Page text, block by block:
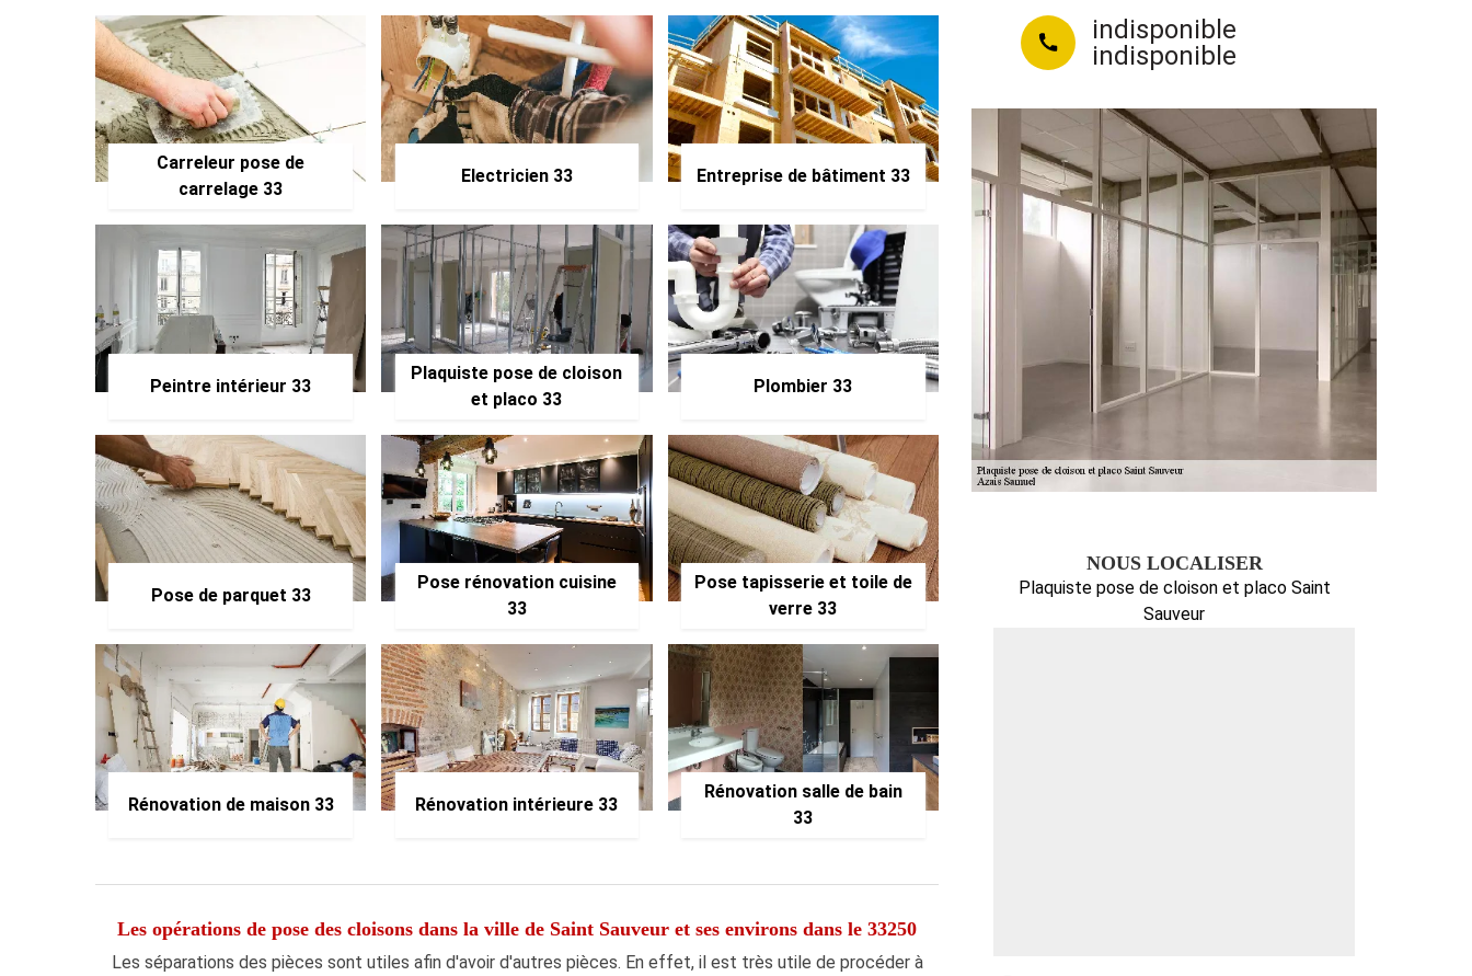
Carreleur pose de
carrelage 33
Electricien 33 Entreprise de bâtiment 33
Peintre intérieur 33
Plaquiste pose de cloison
et placo 33
Plombier 33
Pose de parquet 33
Pose rénovation cuisine
33
Pose tapisserie et toile de
verre 33
Rénovation de maison 33 Rénovation intérieure 33
Rénovation salle de bain
33
Les opérations de pose des cloisons dans la ville de Saint Sauveur et ses environs dans le 33250
Les séparations des pièces sont utiles afin d'avoir d'autres pièces. En effet, il est très utile de procéder à
indisponible
indisponible
NOUS LOCALISER
Plaquiste pose de cloison et placo Saint
Sauveur